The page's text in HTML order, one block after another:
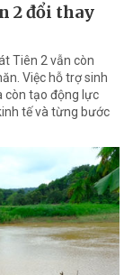
2 đổi thay
Tiên 2 vẫn còn
Việc hỗ trợ sinh
còn tạo động lực
tế và từng bước